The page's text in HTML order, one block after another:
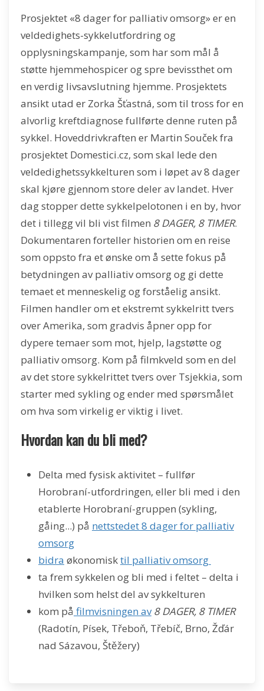
Prosjektet «8 dager for palliativ omsorg» er en
veldedighets-sykkelutfordring og
opplysningskampanje, som har som mål å
støtte hjemmehospicer og spre bevissthet om
en verdig livsavslutning hjemme. Prosjektets
ansikt utad er Zorka Šťastná, som til tross for en
alvorlig kreftdiagnose fullførte denne ruten på
sykkel. Hoveddrivkraften er Martin Souček fra
prosjektet Domestici.cz, som skal lede den
veldedighetssykkelturen som i løpet av 8 dager
skal kjøre gjennom store deler av landet. Hver
dag stopper dette sykkelpelotonen i en by, hvor
det i tillegg vil bli vist filmen 8 DAGER, 8 TIMER.
Dokumentaren forteller historien om en reise
som oppsto fra et ønske om å sette fokus på
betydningen av palliativ omsorg og gi dette
temaet et menneskelig og forståelig ansikt.
Filmen handler om et ekstremt sykkelritt tvers
over Amerika, som gradvis åpner opp for
dypere temaer som mot, hjelp, lagstøtte og
palliativ omsorg. Kom på filmkveld som en del
av det store sykkelrittet tvers over Tsjekkia, som
starter med sykling og ender med spørsmålet
om hva som virkelig er viktig i livet.
Hvordan kan du bli med?
Delta med fysisk aktivitet – fullfør
Horobraní-utfordringen, eller bli med i den
etablerte Horobraní-gruppen (sykling,
gåing...) på nettstedet 8 dager for palliativ
omsorg
bidra økonomisktil palliativ omsorg
ta frem sykkelen og bli med i feltet – delta i
hvilken som helst del av sykkelturen
kom på filmvisningen av 8 DAGER, 8 TIMER
(Radotín, Písek, Třeboň, Třebíč, Brno, Žďár
nad Sázavou, Štěžery)